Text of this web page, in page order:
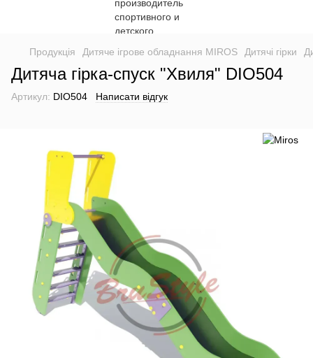
Продукція Дитяче ігрове обладнання MIROS Дитячі гірки
Дитяча гірка-спуск "Хвиля" DIO504
Артикул: DIO504 Написати відгук